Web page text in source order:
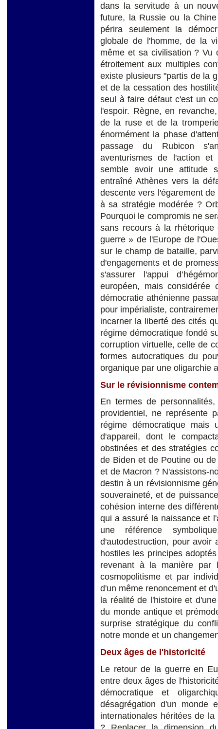
dans la servitude à un
future, la Russie ou la
périra seulement la
globale de l'homme, de la
même et sa civilisation ? Vu
étroitement aux multiples
existe plusieurs "partis de la
et de la cessation des
seul à faire défaut c'est un
l'espoir. Règne, en
de la ruse et de la
énormément la phase
passage du Rubicon
aventurismes de l'action
semble avoir une attitude
entraîné Athènes vers la
descente vers l'égarement
à sa stratégie modérée ?
Pourquoi le compromis ne
sans recours à la
guerre » de l'Europe de
sur le champ de bataille,
d'engagements et de
s'assurer l'appui
européen, mais considérée
démocratie athénienne
pour impérialiste,
incarner la liberté des cités
régime démocratique fondé
corruption virtuelle, celle de
formes autocratiques du
organique par une oligarchie
Sur le révisionnisme
En termes de
providentiel, ne représente
régime démocratique mais
d'appareil, dont le
obstinées et des stratégies
de Biden et de Poutine ou
et de Macron ? N'assistons-
destin à un révisionnisme
souveraineté, et de
cohésion interne des
qui a assuré la naissance et
une référence
d'autodestruction, pour avoir
hostiles les principes
revenant à la manière par
cosmopolitisme et par
d'un même renoncement et
la réalité de l'histoire et
du monde antique et
surprise stratégique du
notre monde et un
Deux âges de l'historicité
Le retour de la guerre en
entre deux âges de
démocratique et
désagrégation d'un monde
internationales héritées de